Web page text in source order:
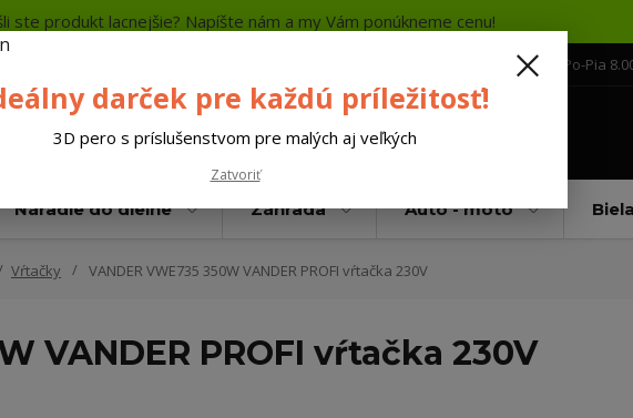
ste produkt lacnejšie? Napíšte nám a my Vám ponúkneme cenu!
+421 552 304 860 Po-Pia
Náradie do dielne Záhrada Auto - moto
Vŕtačky VANDER VWE735 350W VANDER PROFI vŕtačka 230V
VANDER PROFI vŕtačka 230V
darček pre každú príležitosť!
3D pero s príslušenstvom pre malých aj veľkých
Zatvoriť